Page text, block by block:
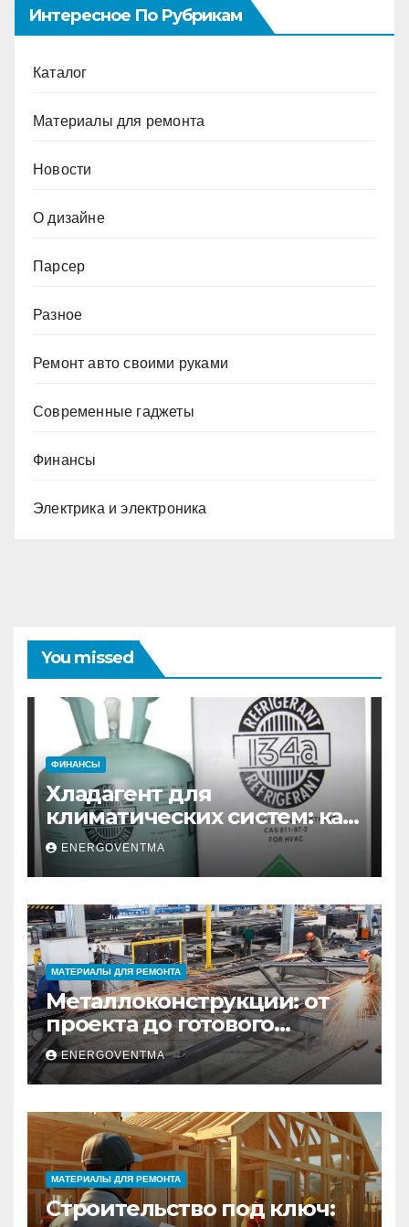
Интересное По Рубрикам
Каталог
Материалы для ремонта
Новости
О дизайне
Парсер
Разное
Ремонт авто своими руками
Современные гаджеты
Финансы
Электрика и электроника
You missed
ФИНАНСЫ
Хладагент для
климатических систем: как
выбрать и купить фреон в
Санкт-Петербурге
ENERGOVENTMA
МАТЕРИАЛЫ ДЛЯ РЕМОНТА
Металлоконструкции: от
проекта до готового
изделия – полный
практический гид
ENERGOVENTMA
МАТЕРИАЛЫ ДЛЯ РЕМОНТА
Строительство под ключ: